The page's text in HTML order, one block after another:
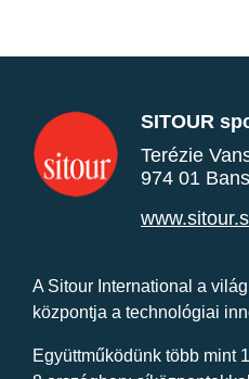
SITOUR
Terézie
974 01
A Sitour International a
központja a technológiai
Együttműködünk több mint